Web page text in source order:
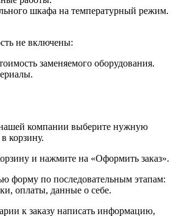
шкафа на температурный режим.
не включены:
заменяемого оборудования.
нашей компании выберите нужную
корзину.
и нажмите на «Оформить заказ».
форму по последовательным этапам:
оплаты, данные о себе.
к заказу написать информацию,